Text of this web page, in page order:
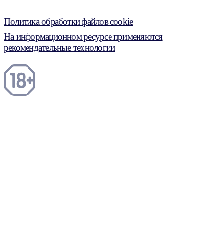
Политика обработки файлов cookie
На информационном ресурсе применяются
рекомендательные технологии